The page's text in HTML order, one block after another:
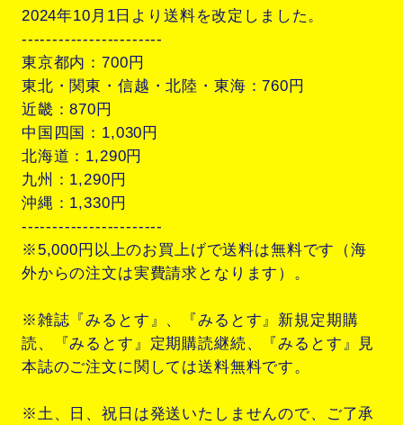
2024年10月1日より送料を改定しました。
-----------------------
東京都内：700円
東北・関東・信越・北陸・東海：760円
近畿：870円
中国四国：1,030円
北海道：1,290円
九州：1,290円
沖縄：1,330円
-----------------------
※5,000円以上のお買上げで送料は無料です（海
外からの注文は実費請求となります）。
※雑誌『みるとす』、『みるとす』新規定期購
読、『みるとす』定期購読継続、『みるとす』見
本誌のご注文に関しては送料無料です。
※土、日、祝日は発送いたしませんので、ご了承